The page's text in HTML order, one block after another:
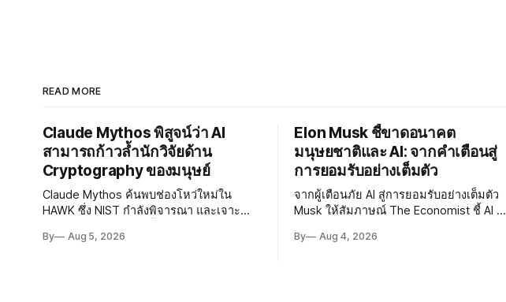
READ MORE
Claude Mythos พิสูจน์ว่า AI
สามารถก้าวล้ำนักวิจัยด้าน
Cryptography ของมนุษย์
Claude Mythos ค้นพบช่องโหว่ใหม่ใน
HAWK ซึ่ง NIST กำลังพิจารณา และเจาะ
AI กำลังก้าวล้ำนักวิจัยด้าน Cryptography
By Aug 5, 2026
Elon Musk ชี้ขาดอนาคต
มนุษยชาติและ AI: จากคำเตือนสู่
การยอมรับอย่างเต็มตัว
จากผู้เตือนภัย AI สู่การยอมรับอย่างเต็มตัว
Musk ให้สัมภาษณ์ The Economist ชี้ AI จะ
ความเสี่ยงยังมีอยู่จริง
By Aug 4, 2026